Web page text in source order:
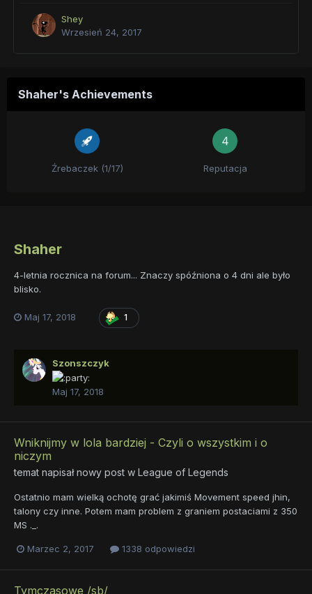
Shey
Wrzesień 24, 2017
Shaher's Achievements
Źrebaczek (1/17)
4
Reputacja
Shaher
4-letnia rocznica na forum... Znaczy spóźniona o 4 dni ale było
blisko.
Maj 17, 2018 1
Szonszczyk
Maj 17, 2018
Wniknijmy w lola bardziej - Czyli o wszystkim i o
niczym
temat napisał nowy post w League of Legends
Ostatnio mam wielką ochotę grać jakimiś Movement speed jhin,
talony czy inne. Potem mam problem z graniem postaciami z 350
MS ._.
Marzec 2, 2017 1338 odpowiedzi
Tymczasowe /sb/